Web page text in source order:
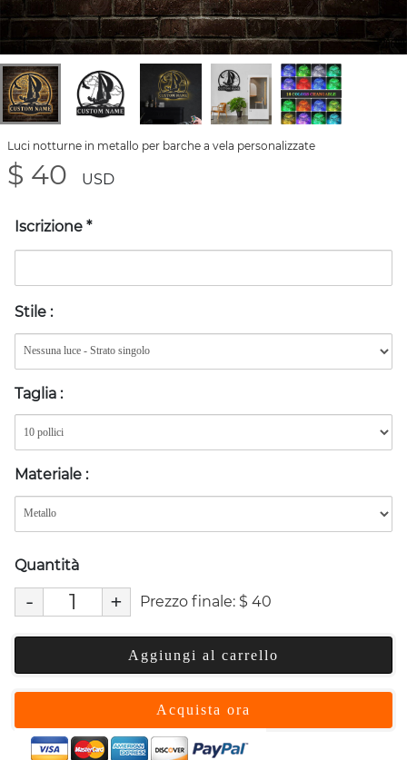
Luci notturne in metallo per barche a vela personalizzate
$ 40 USD
Iscrizione *
Stile :
Taglia :
Materiale :
Quantità
- + Prezzo finale: $ 40
Aggiungi al carrello
Acquista ora